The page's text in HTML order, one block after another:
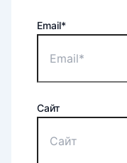
Email*
Сайт